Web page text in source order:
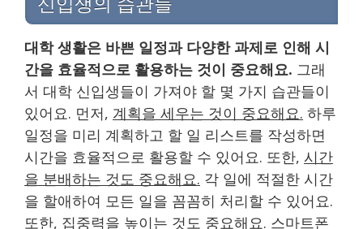
대학 생활은 바쁜 일정과 다양한 과제로 인해 시
간을 효율적으로 활용하는 것이 중요해요. 그래
서 대학 신입생들이 가져야 할 몇 가지 습관들이
있어요. 먼저, 계획을 세우는 것이 중요해요. 하루
일정을 미리 계획하고 할 일 리스트를 작성하면
시간을 효율적으로 활용할 수 있어요. 또한, 시간
을 분배하는 것도 중요해요. 각 일에 적절한 시간
을 할애하여 모든 일을 꼼꼼히 처리할 수 있어요.
또한, 집중력을 높이는 것도 중요해요. 스마트폰